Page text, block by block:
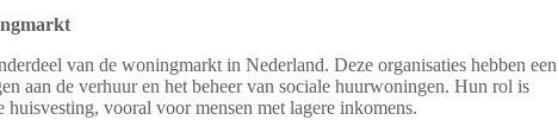
van de woningmarkt in Nederland. Deze organisaties hebben een
aan de verhuur en het beheer van sociale huurwoningen. Hun rol is
vooral voor mensen met lagere inkomens.